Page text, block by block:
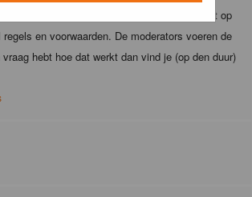
een foto-site. Het plaatsen van foto's gebeurt op
en voorwaarden. De moderators voeren de
hebt hoe dat werkt dan vind je (op den duur)